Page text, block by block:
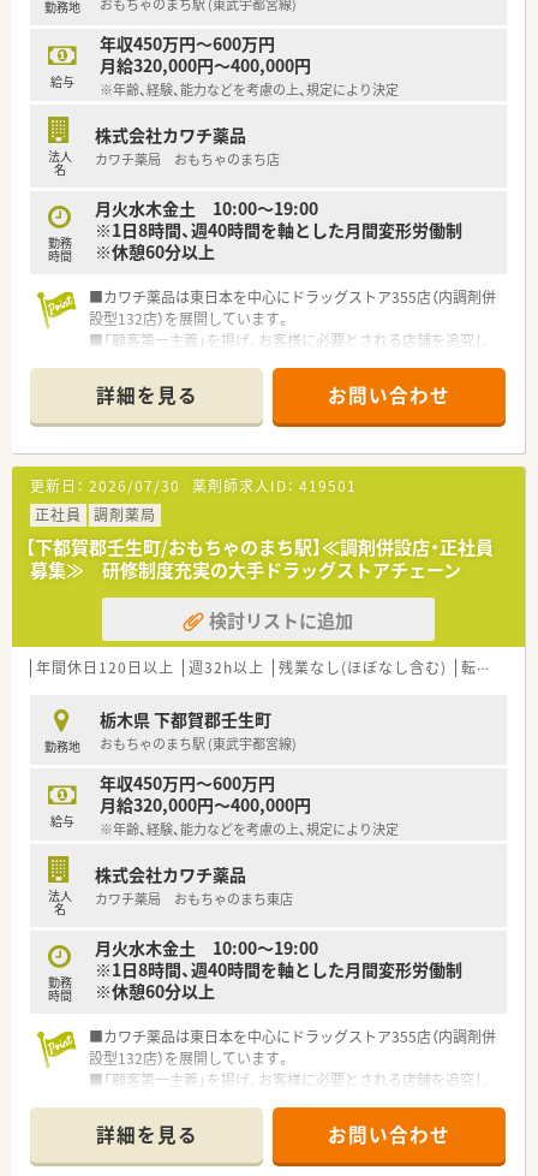
【勤務実態について】
■年間休日は125日あり、日祝定休に加えシフトで週休2日制と
なります。
■年末年始（5日間）や夏季休暇（3日間）もしっかり取得できる環
■残業はほとんどなく、発生した場合も1分単位で残業手当が支
給されます。
勤務地 おもちゃのまち駅 (東武宇都宮線)
給与
年収450万円～600万円
月給320,000円～400,000円
※年齢、経験、能力などを考慮の上、規定により決定
法人
名
株式会社カワチ薬品
カワチ薬局 おもちゃのまち店
勤務
時間
月火水木金土 10:00～19:00
※1日8時間、週40時間を軸とした月間変形労働制
※休憩60分以上
■カワチ薬品は東日本を中心にドラッグストア355店（内調剤併
設型132店）を展開しています。
■「顧客第一主義」を掲げ、お客様に必要とされる店舗を追究し
■薬剤師の募集にあたって、自宅通勤のエリア社員と転居を伴う
異動があるナショナル社員の2コースに分かれています。
■勤務薬剤師だけでなく、薬局長や管理職、幹部候補としてのキ
ャリアビジョンも描ける環境です。
■調剤併設店舗でのご勤務の場合、薬剤師は調剤投薬業務が中心
となります。
■「地域の人々の健康を支えたい」という思いを大事にされてい
る方、ぜひご応募ください。
詳細を見る お問い合わせ
更新日： 2026/07/30 薬剤師求人ID： 419501
正社員
調剤薬局
【下都賀郡壬生町/おもちゃのまち駅】≪調剤併設店・正社員
募集≫ 研修制度充実の大手ドラッグストアチェーン
検討リストに追加
年間休日120日以上 週32h以上 残業なし(ほぼなし含む) 転勤なし
勤務地
栃木県 下都賀郡壬生町
おもちゃのまち駅 (東武宇都宮線)
給与
年収450万円～600万円
月給320,000円～400,000円
※年齢、経験、能力などを考慮の上、規定により決定
法人
名
株式会社カワチ薬品
カワチ薬局 おもちゃのまち東店
勤務
時間
月火水木金土 10:00～19:00
※1日8時間、週40時間を軸とした月間変形労働制
※休憩60分以上
■カワチ薬品は東日本を中心にドラッグストア355店（内調剤併
設型132店）を展開しています。
■「顧客第一主義」を掲げ、お客様に必要とされる店舗を追究し
■薬剤師の募集にあたって、自宅通勤のエリア社員と転居を伴う
異動があるナショナル社員の2コースに分かれています。
■勤務薬剤師だけでなく、薬局長や管理職、幹部候補としてのキ
詳細を見る お問い合わせ